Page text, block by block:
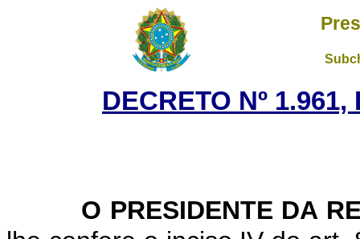
DECRETO Nº
O PRESIDENTE DA